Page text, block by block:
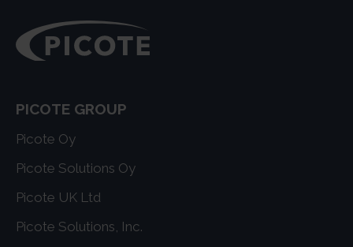
PICOTE GROUP
Picote Oy
Picote Solutions Oy
Picote UK Ltd
Picote Solutions, Inc.